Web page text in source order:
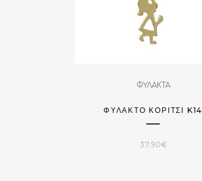
ΦΥΛΑΚΤΑ
ΦΥΛΑΚΤΌ ΚΟΡΊΤΣΙ K14
37.90€